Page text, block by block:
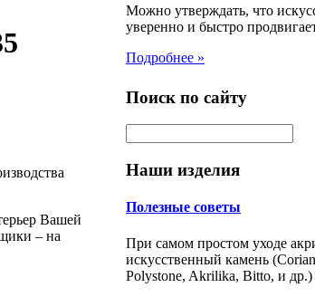
Вашей
– на
Можно утверждать, что
уверенно и быстро
Подробнее »
Поиск по сайту
Наши изделия
Полезные советы
При самом простом уходе
искусственный камень
Polystone, Akrilika, Bitto, и